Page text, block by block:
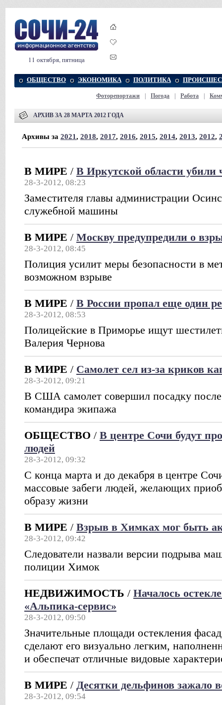
11 октября, пятница
ОБЩЕСТВО ЭКОНОМИКА ПОЛИТИКА
Фоторепортажи Погода Работа
АРХИВ ЗА 28 МАРТА 2012 ГОДА
Архивы за 2021, 2018, 2017, 2016, 2015, 2014, 2013, 2012,
В МИРЕ / В Иркутской области убили
28-3-2012, 08:23
Заместителя главы администрации
служебной машины
В МИРЕ / Москву предупредили о
28-3-2012, 08:45
Полиция усилит меры безопасности в
возможном взрыве
В МИРЕ / В России пропал еще один
28-3-2012, 08:53
Полицейские в Приморье ищут
Валерия Чернова
В МИРЕ / Самолет сел из-за криков
28-3-2012, 09:21
В США самолет совершил посадку после
командира экипажа
ОБЩЕСТВО / В центре Сочи будут
людей
28-3-2012, 09:32
С конца марта и до декабря в центре
массовые забеги людей, желающих
образу жизни
В МИРЕ / Взрыв в Химках мог быть
28-3-2012, 09:42
Следователи назвали версии подрыва
полиции Химок
НЕДВИЖИМОСТЬ / Началось
«Альпика-сервис»
28-3-2012, 09:50
Значительные площади остекления
сделают его визуально легким,
и обеспечат отличные видовые
В МИРЕ / Десятки дельфинов зажало
28-3-2012, 09:54